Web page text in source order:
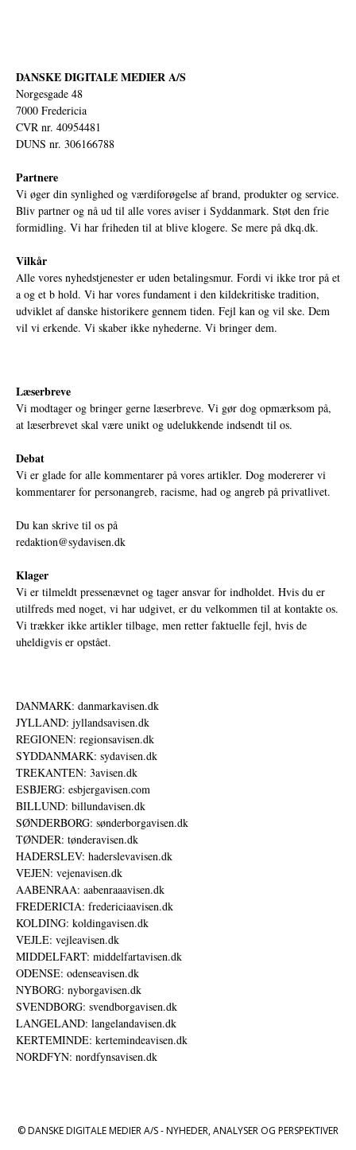
DANSKE DIGITALE MEDIER A/S
Norgesgade 48
7000 Fredericia
CVR nr. 40954481
DUNS nr. 306166788
Partnere
Vi øger din synlighed og værdiforøgelse af brand, produkter og service.
Bliv partner og nå ud til alle vores aviser i Syddanmark. Støt den frie
formidling. Vi har friheden til at blive klogere. Se mere på dkq.dk.
Vilkår
Alle vores nyhedstjenester er uden betalingsmur. Fordi vi ikke tror på et
a og et b hold. Vi har vores fundament i den kildekritiske tradition,
udviklet af danske historikere gennem tiden. Fejl kan og vil ske. Dem
vil vi erkende. Vi skaber ikke nyhederne. Vi bringer dem.
Læserbreve
Vi modtager og bringer gerne læserbreve. Vi gør dog opmærksom på,
at læserbrevet skal være unikt og udelukkende indsendt til os.
Debat
Vi er glade for alle kommentarer på vores artikler. Dog modererer vi
kommentarer for personangreb, racisme, had og angreb på privatlivet.
Du kan skrive til os på
redaktion@sydavisen.dk
Klager
Vi er tilmeldt pressenævnet og tager ansvar for indholdet. Hvis du er
utilfreds med noget, vi har udgivet, er du velkommen til at kontakte os.
Vi trækker ikke artikler tilbage, men retter faktuelle fejl, hvis de
uheldigvis er opstået.
DANMARK: danmarkavisen.dk
JYLLAND: jyllandsavisen.dk
REGIONEN: regionsavisen.dk
SYDDANMARK: sydavisen.dk
TREKANTEN: 3avisen.dk
ESBJERG: esbjergavisen.com
BILLUND: billundavisen.dk
SØNDERBORG: sønderborgavisen.dk
TØNDER: tønderavisen.dk
HADERSLEV: haderslevavisen.dk
VEJEN: vejenavisen.dk
AABENRAA: aabenraaavisen.dk
FREDERICIA: fredericiaavisen.dk
KOLDING: koldingavisen.dk
VEJLE: vejleavisen.dk
MIDDELFART: middelfartavisen.dk
ODENSE: odenseavisen.dk
NYBORG: nyborgavisen.dk
SVENDBORG: svendborgavisen.dk
LANGELAND: langelandavisen.dk
KERTEMINDE: kertemindeavisen.dk
NORDFYN: nordfynsavisen.dk
© DANSKE DIGITALE MEDIER A/S - NYHEDER, ANALYSER OG PERSPEKTIVER